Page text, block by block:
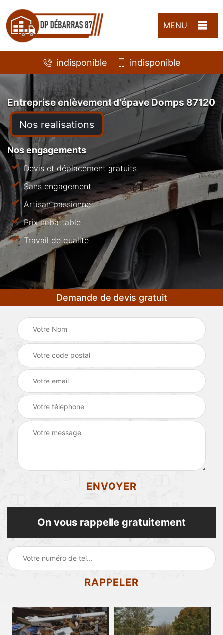
MENU
indisponible indisponible
Entreprise enlèvement d'épave Domps 87120
Nos realisations
Nos engagements
Devis et déplacement gratuits
Sans engagement
Artisan passionné
Prix imbattable
Travail de qualité
Demande de devis gratuit
On vous rappelle gratuitement